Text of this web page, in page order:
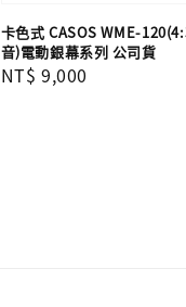
卡色式 CASOS WME-
音)電動銀幕系列 公司貨
Regular
NT$ 9,000